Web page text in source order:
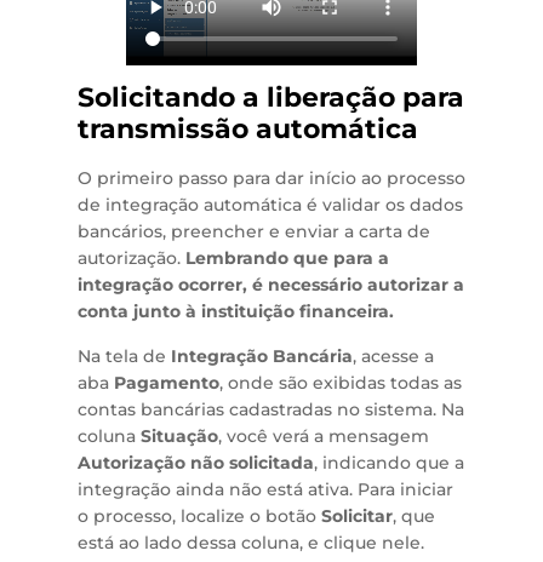
Solicitando a liberação para
transmissão automática
O primeiro passo para dar início ao processo
de integração automática é validar os dados
bancários, preencher e enviar a carta de
autorização. Lembrando que para a
integração ocorrer, é necessário autorizar a
conta junto à instituição financeira.
Na tela de Integração Bancária, acesse a
aba Pagamento, onde são exibidas todas as
contas bancárias cadastradas no sistema. Na
coluna Situação, você verá a mensagem
Autorização não solicitada, indicando que a
integração ainda não está ativa. Para iniciar
o processo, localize o botão Solicitar, que
está ao lado dessa coluna, e clique nele.